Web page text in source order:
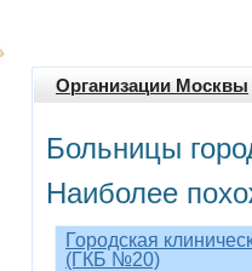
Организации Москвы
Больницы
Наиболее
Городская
(ГКБ №20)